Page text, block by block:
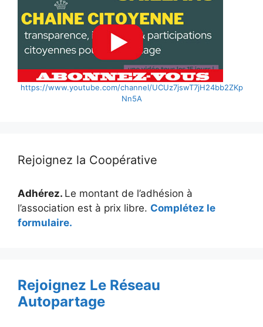
https://www.youtube.com/channel/UCUz7jswT7jH24bb2ZKp
Nn5A
Rejoignez la Coopérative
Adhérez. Le montant de l’adhésion à
l’association est à prix libre. Complétez le
formulaire.
Rejoignez Le Réseau
Autopartage